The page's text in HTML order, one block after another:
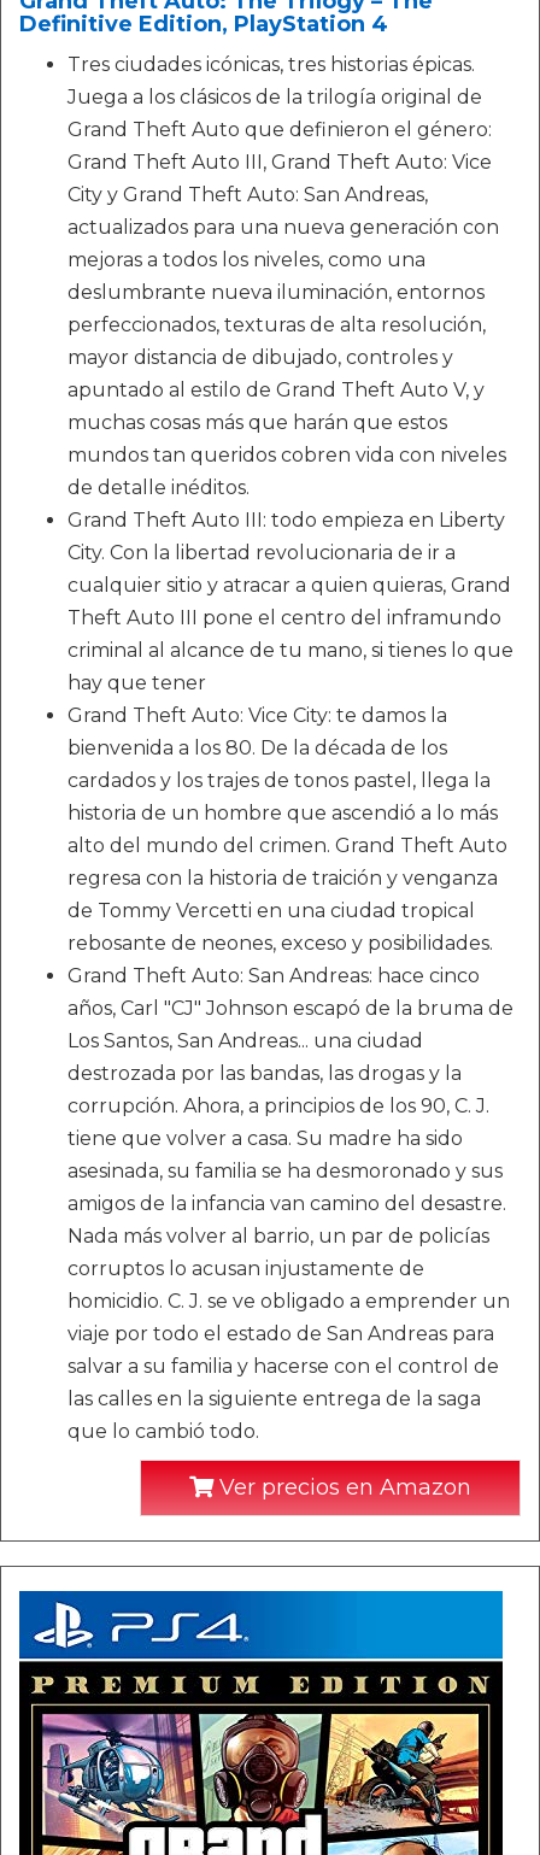
Definitive Edition, PlayStation 4
Tres ciudades icónicas, tres historias épicas.
Juega a los clásicos de la trilogía original de
Grand Theft Auto que definieron el género:
Grand Theft Auto III, Grand Theft Auto: Vice
City y Grand Theft Auto: San Andreas,
actualizados para una nueva generación con
mejoras a todos los niveles, como una
deslumbrante nueva iluminación, entornos
perfeccionados, texturas de alta resolución,
mayor distancia de dibujado, controles y
apuntado al estilo de Grand Theft Auto V, y
muchas cosas más que harán que estos
mundos tan queridos cobren vida con niveles
de detalle inéditos.
Grand Theft Auto III: todo empieza en Liberty
City. Con la libertad revolucionaria de ir a
cualquier sitio y atracar a quien quieras, Grand
Theft Auto III pone el centro del inframundo
criminal al alcance de tu mano, si tienes lo que
hay que tener
Grand Theft Auto: Vice City: te damos la
bienvenida a los 80. De la década de los
cardados y los trajes de tonos pastel, llega la
historia de un hombre que ascendió a lo más
alto del mundo del crimen. Grand Theft Auto
regresa con la historia de traición y venganza
de Tommy Vercetti en una ciudad tropical
rebosante de neones, exceso y posibilidades.
Grand Theft Auto: San Andreas: hace cinco
años, Carl "CJ" Johnson escapó de la bruma de
Los Santos, San Andreas... una ciudad
destrozada por las bandas, las drogas y la
corrupción. Ahora, a principios de los 90, C. J.
tiene que volver a casa. Su madre ha sido
asesinada, su familia se ha desmoronado y sus
amigos de la infancia van camino del desastre.
Nada más volver al barrio, un par de policías
corruptos lo acusan injustamente de
homicidio. C. J. se ve obligado a emprender un
viaje por todo el estado de San Andreas para
salvar a su familia y hacerse con el control de
las calles en la siguiente entrega de la saga
que lo cambió todo.
Ver precios en Amazon